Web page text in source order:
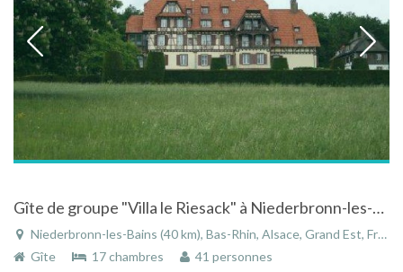
Gîte de groupe "Villa le Riesack" à Niederbronn-les-bains dans le Bas-Rhin en Alsace
Niederbronn-les-Bains (40 km), Bas-Rhin, Alsace, Grand Est, France
Gîte
17 chambres 41 personnes